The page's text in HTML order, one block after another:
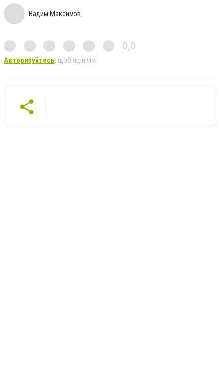
Вадим Максимов
0,0
Авторизуйтесь, щоб оцінити